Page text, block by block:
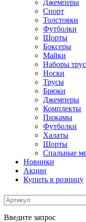
Джемперы
Спорт
Толстовки
Футболки
Шорты
Боксеры
Майки
Наборы
Носки
Трусы
Брюки
Джемперы
Комплекты
Пижамы
Футболки
Халаты
Шорты
Спальные
Новинки
Акции
Купить в розницу
Введите запрос